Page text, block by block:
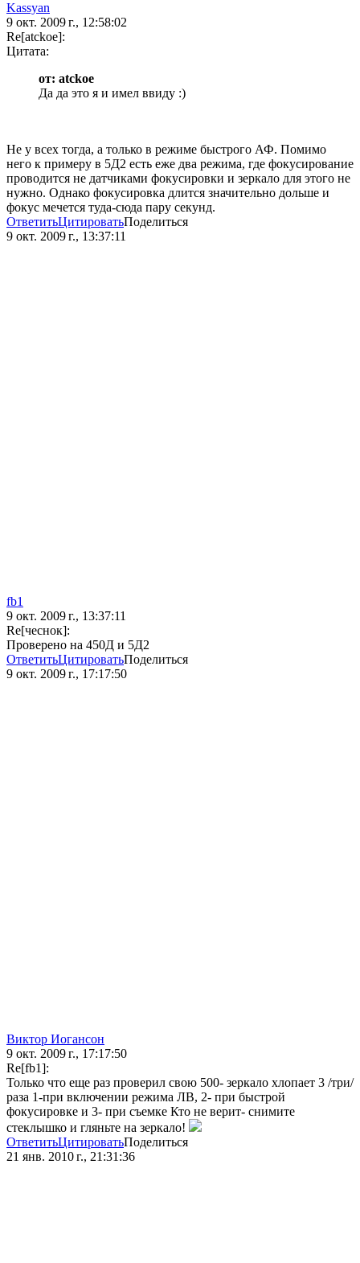
Kassyan
9 окт. 2009 г., 12:58:02
Re[atckoe]:
Цитата:
от: atckoe
Да да это я и имел ввиду :)
Не у всех тогда, а только в режиме быстрого АФ. Помимо
него к примеру в 5Д2 есть еже два режима, где фокусирование
проводится не датчиками фокусировки и зеркало для этого не
нужно. Однако фокусировка длится значительно дольше и
фокус мечется туда-сюда пару секунд.
ОтветитьЦитироватьПоделиться
9 окт. 2009 г., 13:37:11
fb1
9 окт. 2009 г., 13:37:11
Re[чеснок]:
Проверено на 450Д и 5Д2
ОтветитьЦитироватьПоделиться
9 окт. 2009 г., 17:17:50
Виктор Иогансон
9 окт. 2009 г., 17:17:50
Re[fb1]:
Только что еще раз проверил свою 500- зеркало хлопает 3 /три/
раза 1-при включении режима ЛВ, 2- при быстрой
фокусировке и 3- при съемке Кто не верит- снимите
стеклышко и гляньте на зеркало!
ОтветитьЦитироватьПоделиться
21 янв. 2010 г., 21:31:36